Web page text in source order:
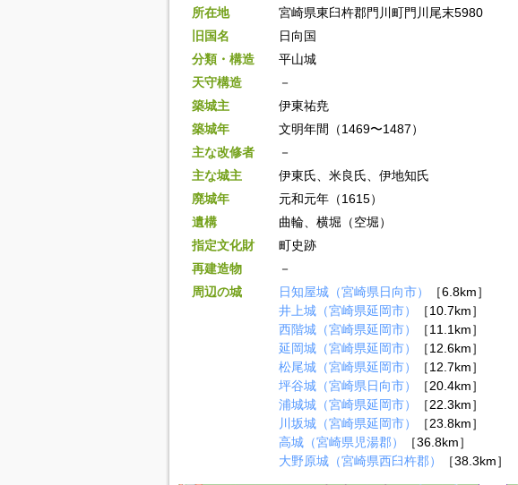
所在地
宮崎県東臼杵郡門川町門川尾末5980
旧国名
日向国
分類・構造
平山城
天守構造
－
築城主
伊東祐尭
築城年
文明年間（1469〜1487）
主な改修者
－
主な城主
伊東氏、米良氏、伊地知氏
廃城年
元和元年（1615）
遺構
曲輪、横堀（空堀）
指定文化財
町史跡
再建造物
－
周辺の城
日知屋城（宮崎県日向市）
［6.8km］
井上城（宮崎県延岡市）
［10.7km］
西階城（宮崎県延岡市）
［11.1km］
延岡城（宮崎県延岡市）
［12.6km］
松尾城（宮崎県延岡市）
［12.7km］
坪谷城（宮崎県日向市）
［20.4km］
浦城城（宮崎県延岡市）
［22.3km］
川坂城（宮崎県延岡市）
［23.8km］
高城（宮崎県児湯郡）
［36.8km］
大野原城（宮崎県西臼杵郡）
［38.3km］